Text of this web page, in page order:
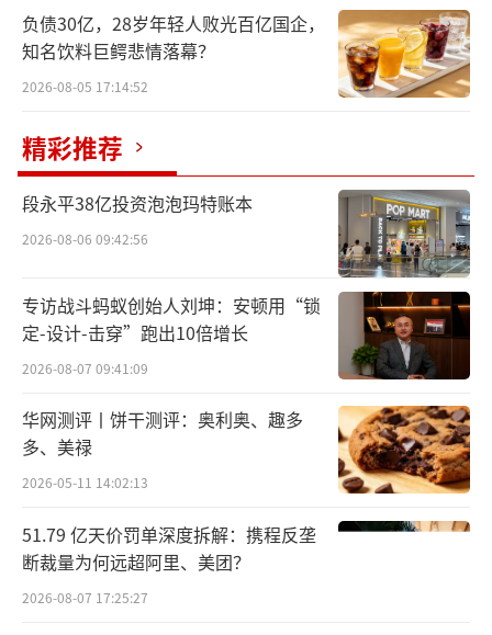
负债30亿，28岁年轻人败光百亿国企，
知名饮料巨鳄悲情落幕？
2026-08-05 17:14:52
精彩推荐
段永平38亿投资泡泡玛特账本
2026-08-06 09:42:56
专访战斗蚂蚁创始人刘坤：安顿用“锁
定-设计-击穿”跑出10倍增长
2026-08-07 09:41:09
华网测评丨饼干测评：奥利奥、趣多
多、美禄
2026-05-11 14:02:13
51.79 亿天价罚单深度拆解：携程反垄
断裁量为何远超阿里、美团？
2026-08-07 17:25:27